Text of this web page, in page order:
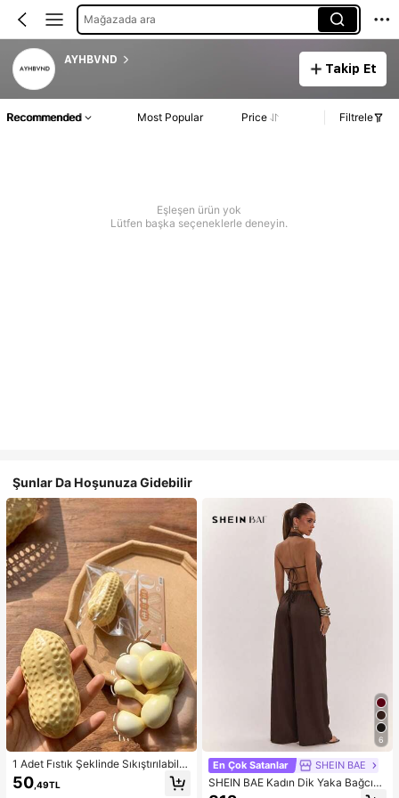
Mağazada ara
AYHBVND
Takip Et
Recommended Most Popular Price Filtrele
Eşleşen ürün yok
Lütfen başka seçeneklerle deneyin.
Şunlar Da Hoşunuza Gidebilir
1 Adet Fıstık Şeklinde Sıkıştırılabilir
Stres Oyuncağı, Ofis Rahatlaması v
e Parti Etkileşimi İçin Uygun, Doğu
50 ,49TL
6
En Çok Satanlar SHEIN BAE
SHEIN BAE Kadın Dik Yaka Bağcıklı
Günlük Düz Renk Moda Takımı, Ra